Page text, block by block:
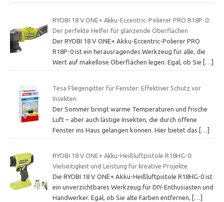
RYOBI 18 V ONE+ Akku-Eccentric-Polierer PRO R18P-0:
Der perfekte Helfer für glänzende Oberflächen
Der RYOBI 18 V ONE+ Akku-Eccentric-Polierer PRO
R18P-0 ist ein herausragendes Werkzeug für alle, die
Wert auf makellose Oberflächen legen. Egal, ob Sie
[…]
Tesa Fliegengitter für Fenster: Effektiver Schutz vor
Insekten
Der Sommer bringt warme Temperaturen und frische
Luft – aber auch lästige Insekten, die durch offene
Fenster ins Haus gelangen können. Hier bietet das
[…]
RYOBI 18 V ONE+ Akku-Heißluftpistole R18HG-0:
Vielseitigkeit und Leistung für kreative Projekte
Die RYOBI 18 V ONE+ Akku-Heißluftpistole R18HG-0 ist
ein unverzichtbares Werkzeug für DIY-Enthusiasten und
Handwerker. Egal, ob Sie alte Farben entfernen,
[…]